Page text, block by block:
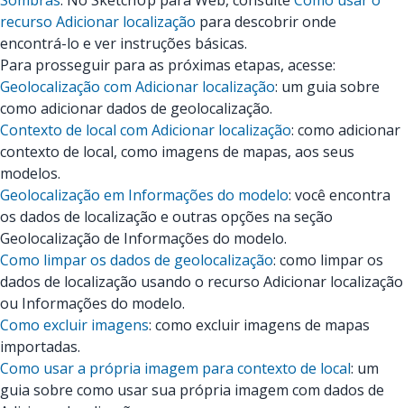
recurso Adicionar localização para descobrir onde
encontrá-lo e ver instruções básicas.
Para prosseguir para as próximas etapas, acesse:
Geolocalização com Adicionar localização: um guia sobre
como adicionar dados de geolocalização.
Contexto de local com Adicionar localização: como adicionar
contexto de local, como imagens de mapas, aos seus
modelos.
Geolocalização em Informações do modelo: você encontra
os dados de localização e outras opções na seção
Geolocalização de Informações do modelo.
Como limpar os dados de geolocalização: como limpar os
dados de localização usando o recurso Adicionar localização
ou Informações do modelo.
Como excluir imagens: como excluir imagens de mapas
importadas.
Como usar a própria imagem para contexto de local: um
guia sobre como usar sua própria imagem com dados de